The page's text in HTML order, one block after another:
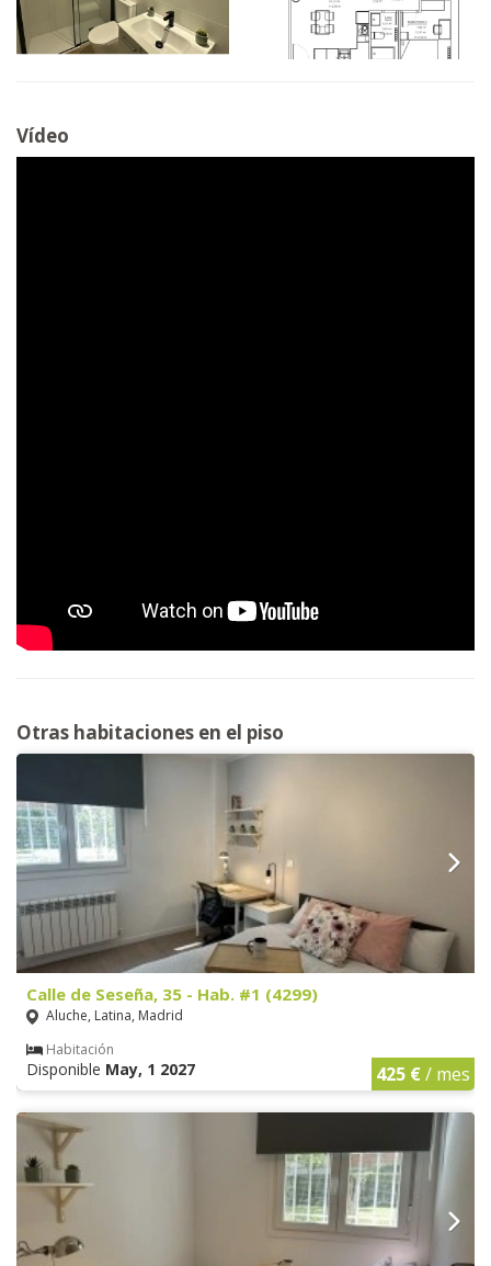
Vídeo
Otras habitaciones en el piso
Calle de Seseña, 35 - Hab. #1 (4299)
Aluche, Latina, Madrid
Habitación
Disponible May, 1 2027 425 €/ mes